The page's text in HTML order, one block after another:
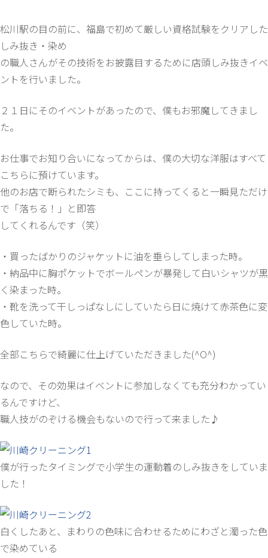
松川駅の目の前に、福島で初めて厳しい資格試験をクリアした
しみ抜き・染め
の職人さんがその技術をお披露目するために店頭しみ抜きイベ
ントを行いました。
２１日にそのイベントがあったので、僕もお邪魔してきまし
た。
お仕事でお知り合いになってからは、僕の大切な洋服はすべて
こちらに預けています。
他のお店で断られたシミも、ここに持ってくると一瞬見ただけ
で「落ちる！」と即答
してくれるんです（笑）
・買ったばかりのジャケットに油を垂らしてしまった時。
・納品中に胸ポケットでボールペンが暴発して白いシャツが黒
く染まった時。
・靴を洗って干しっぱなしにしていたら日に焼けて赤茶色に変
色していた時。
全部こちらで綺麗に仕上げていただきました(^O^)
なので、その効果はイベントに参加しなくても充分わかってい
るんですけど、
職人技がのぞける機会もないので行って来ました♪
僕が行ったタイミングで小学生の運動着のしみ抜きをしていま
した！
白くしたあと、まわりの色味に合わせるためにわざと濁った色
で染めている